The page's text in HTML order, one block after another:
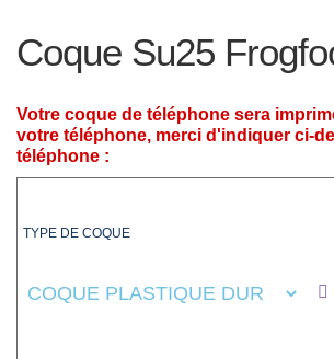
Coque Su25
Votre coque de téléphone sera
votre téléphone, merci d'indiquer ci-
téléphone :
TYPE DE COQUE